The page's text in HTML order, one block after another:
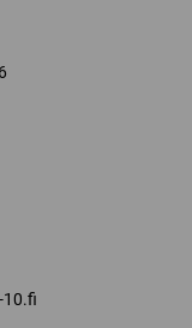
10.fi